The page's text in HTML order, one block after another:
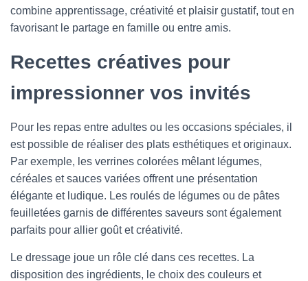
combine apprentissage, créativité et plaisir gustatif, tout en
favorisant le partage en famille ou entre amis.
Recettes créatives pour
impressionner vos invités
Pour les repas entre adultes ou les occasions spéciales, il
est possible de réaliser des plats esthétiques et originaux.
Par exemple, les verrines colorées mêlant légumes,
céréales et sauces variées offrent une présentation
élégante et ludique. Les roulés de légumes ou de pâtes
feuilletées garnis de différentes saveurs sont également
parfaits pour allier goût et créativité.
Le dressage joue un rôle clé dans ces recettes. La
disposition des ingrédients, le choix des couleurs et